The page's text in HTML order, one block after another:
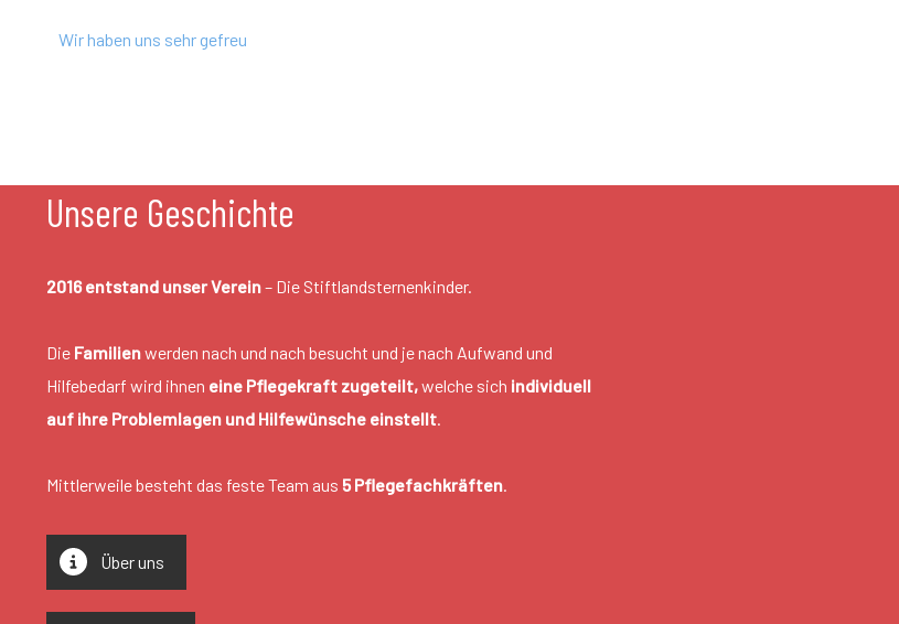
Wir haben uns sehr gefreut
Unsere Geschichte
2016 entstand unser Verein– Die Stiftlandsternenkinder.
Die Familienwerden nach und nach besucht und je nach Aufwand und
Hilfebedarf wird ihnen eine Pflegekraft zugeteilt,welche sich individuell
auf ihre Problemlagen und Hilfewünsche einstellt
Mittlerweile besteht das feste Team aus 5 Pflegefachkräften
Über uns